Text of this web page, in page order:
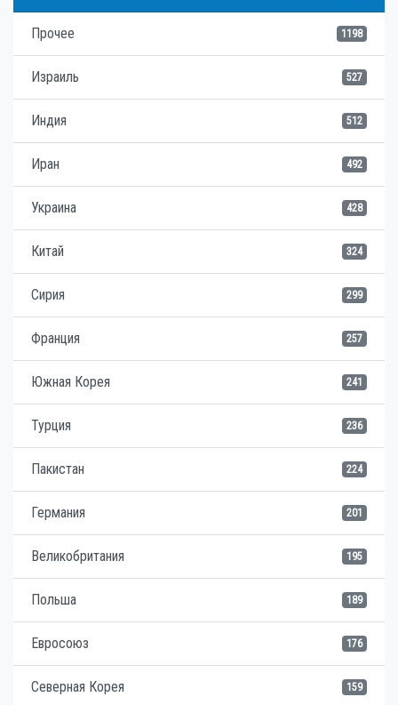
Прочее 1198
Израиль 527
Индия 512
Иран 492
Украина 428
Китай 324
Сирия 299
Франция 257
Южная Корея 241
Турция 236
Пакистан 224
Германия 201
Великобритания 195
Польша 189
Евросоюз 176
Северная Корея 159